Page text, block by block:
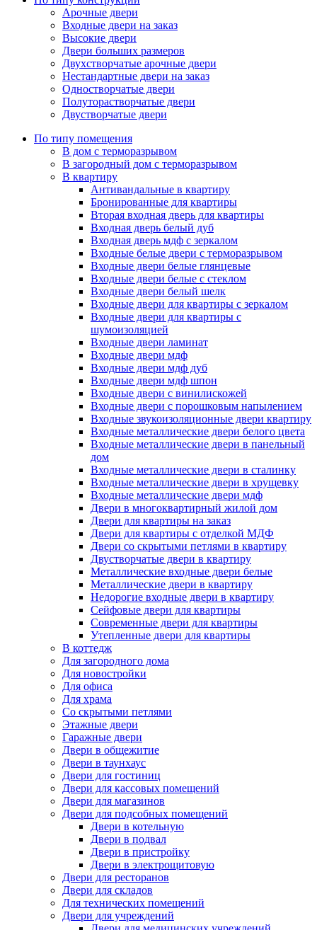
Арочные двери
Входные двери на заказ
Высокие двери
Двери больших размеров
Двухстворчатые арочные двери
Нестандартные двери на заказ
Одностворчатые двери
Полуторастворчатые двери
Двустворчатые двери
По типу помещения
В дом с терморазрывом
В загородный дом с терморазрывом
В квартиру
Антивандальные в квартиру
Бронированные для квартиры
Вторая входная дверь для квартиры
Входная дверь белый дуб
Входная дверь мдф с зеркалом
Входные белые двери с терморазрывом
Входные двери белые глянцевые
Входные двери белые с стеклом
Входные двери белый шелк
Входные двери для квартиры с зеркалом
Входные двери для квартиры с
шумоизоляцией
Входные двери ламинат
Входные двери мдф
Входные двери мдф дуб
Входные двери мдф шпон
Входные двери с винилискожей
Входные двери с порошковым напылением
Входные звукоизоляционные двери квартиру
Входные металлические двери белого цвета
Входные металлические двери в панельный
дом
Входные металлические двери в сталинку
Входные металлические двери в хрущевку
Входные металлические двери мдф
Двери в многоквартирный жилой дом
Двери для квартиры на заказ
Двери для квартиры с отделкой МДФ
Двери со скрытыми петлями в квартиру
Двустворчатые двери в квартиру
Металлические входные двери белые
Металлические двери в квартиру
Недорогие входные двери в квартиру
Сейфовые двери для квартиры
Современные двери для квартиры
Утепленные двери для квартиры
В коттедж
Для загородного дома
Для новостройки
Для офиса
Для храма
Со скрытыми петлями
Этажные двери
Гаражные двери
Двери в общежитие
Двери в таунхаус
Двери для гостиниц
Двери для кассовых помещений
Двери для магазинов
Двери для подсобных помещений
Двери в котельную
Двери в подвал
Двери в пристройку
Двери в электрощитовую
Двери для ресторанов
Двери для складов
Для технических помещений
Двери для учреждений